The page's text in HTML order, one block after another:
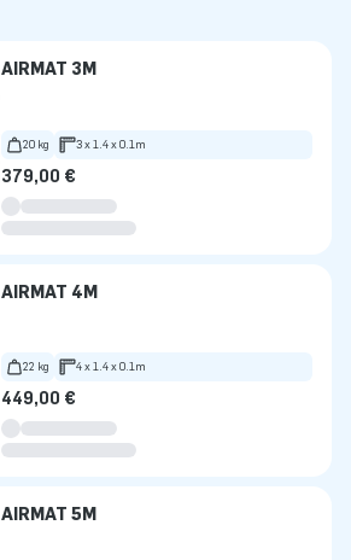
AIRMAT 3M
20 kg 3 x 1.4 x 0.1m
379,00 €
AIRMAT 4M
22 kg 4 x 1.4 x 0.1m
449,00 €
AIRMAT 5M